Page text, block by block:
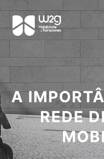
A
REDE